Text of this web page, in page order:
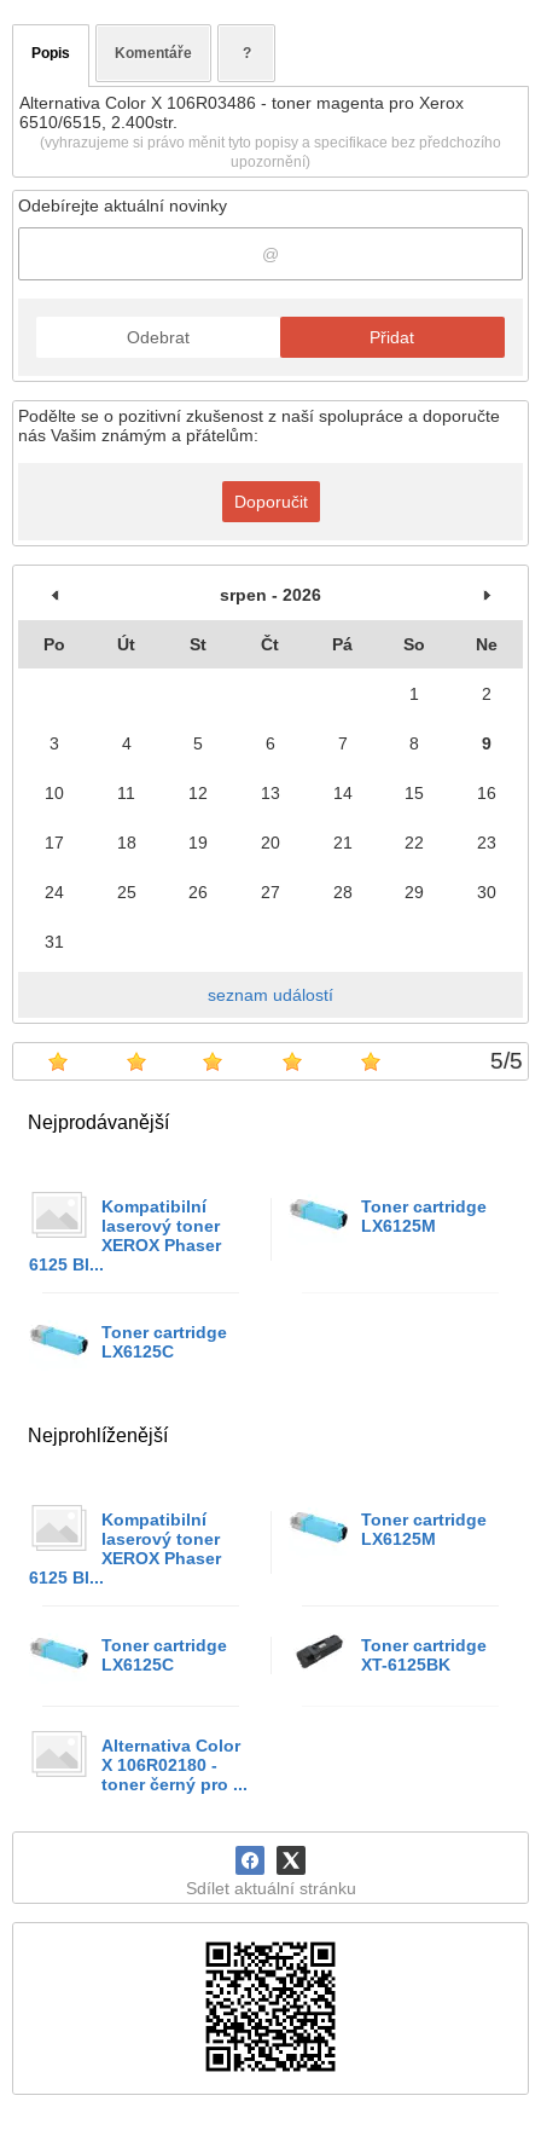
Odebírejte aktuální novinky
Odebrat Přidat
Podělte se o pozitivní zkušenost z naší spolupráce a doporučte
nás Vašim známým a přátelům:
Doporučit
srpen - 2026
Po Út St Čt Pá So Ne
1 2
3 4 5 6 7 8 9
10 11 12 13 14 15 16
17 18 19 20 21 22 23
24 25 26 27 28 29 30
31
seznam událostí
5/5
Nejprodávanější
Kompatibilní
laserový toner
XEROX Phaser
6125 Bl...
Toner cartridge
LX6125M
Toner cartridge
LX6125C
Nejprohlíženější
Kompatibilní
laserový toner
XEROX Phaser
6125 Bl...
Toner cartridge
LX6125M
Toner cartridge
LX6125C
Toner cartridge
XT-6125BK
Alternativa Color
X 106R02180 -
toner černý pro ...
Sdílet aktuální stránku
Popis Komentáře ?
Alternativa Color X 106R03486 - toner magenta pro Xerox
6510/6515, 2.400str.
(vyhrazujeme si právo měnit tyto popisy a specifikace bez předchozího
upozornění)